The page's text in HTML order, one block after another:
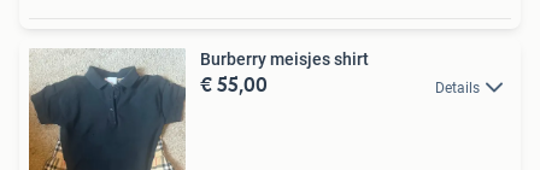
Burberry meisjes shirt
€ 55,00 Details